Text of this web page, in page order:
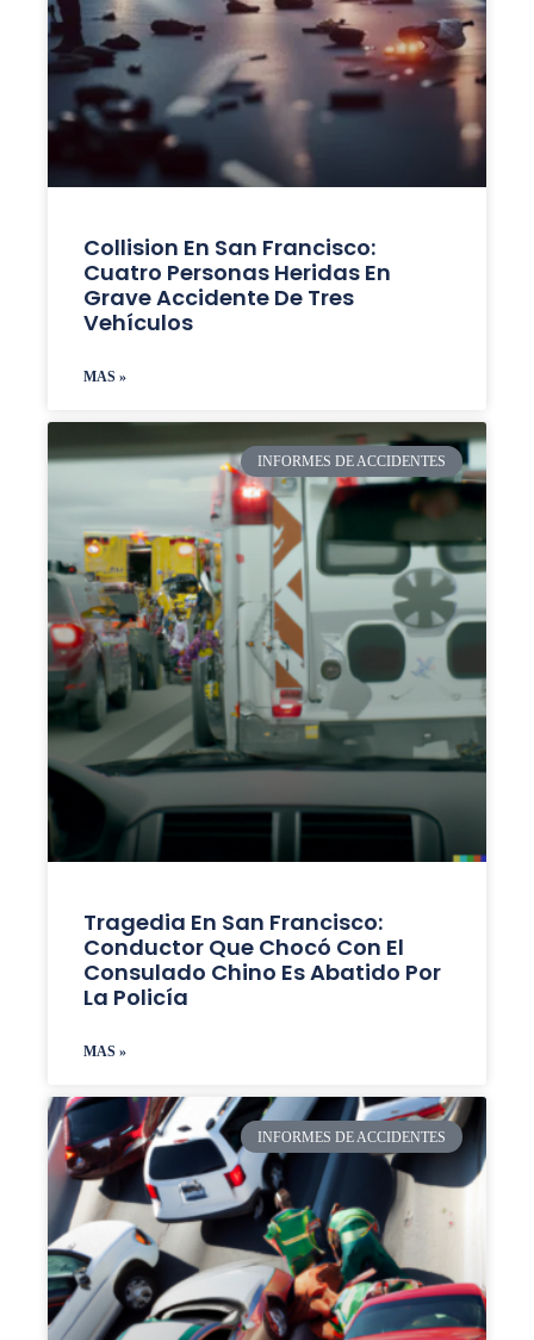
Collision En San Francisco:
Cuatro Personas Heridas En
Grave Accidente De Tres
Vehículos
MAS »
INFORMES DE ACCIDENTES
Tragedia En San Francisco:
Conductor Que Chocó Con El
Consulado Chino Es Abatido Por
La Policía
MAS »
INFORMES DE ACCIDENTES